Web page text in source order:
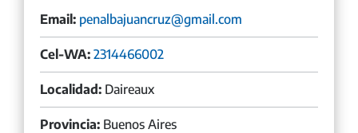
Email: penalbajuancruz@gmail.com
Cel-WA: 2314466002
Localidad: Daireaux
Provincia: Buenos Aires